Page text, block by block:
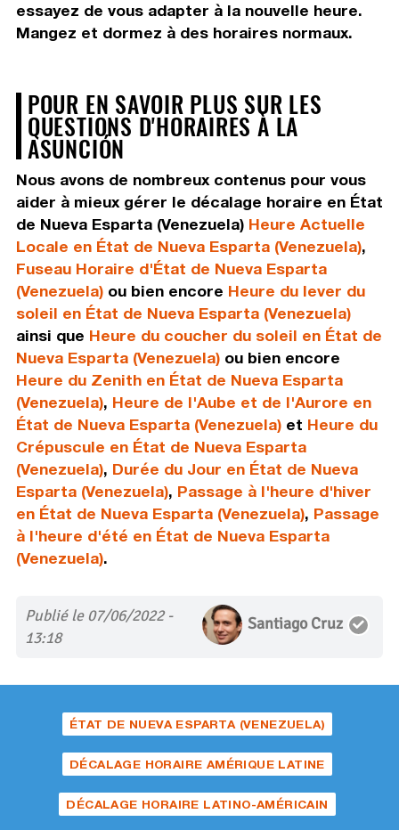
essayez de vous adapter à la nouvelle heure.
Mangez et dormez à des horaires normaux.
POUR EN SAVOIR PLUS SUR LES
QUESTIONS D'HORAIRES À LA
ASUNCIÓN
Nous avons de nombreux contenus pour vous
aider à mieux gérer le décalage horaire en État
de Nueva Esparta (Venezuela) Heure Actuelle
Locale en État de Nueva Esparta (Venezuela),
Fuseau Horaire d'État de Nueva Esparta
(Venezuela)ou bien encore Heure du lever du
soleil en État de Nueva Esparta (Venezuela)
ainsi que Heure du coucher du soleil en État de
Nueva Esparta (Venezuela)ou bien encore
Heure du Zenith en État de Nueva Esparta
(Venezuela), Heure de l'Aube et de l'Aurore en
État de Nueva Esparta (Venezuela)et Heure du
Crépuscule en État de Nueva Esparta
(Venezuela), Durée du Jour en État de Nueva
Esparta (Venezuela), Passage à l'heure d'hiver
en État de Nueva Esparta (Venezuela), Passage
à l'heure d'été en État de Nueva Esparta
(Venezuela).
Publié le 07/06/2022 -
13:18
Santiago Cruz
ÉTAT DE NUEVA ESPARTA (VENEZUELA)
DÉCALAGE HORAIRE AMÉRIQUE LATINE
DÉCALAGE HORAIRE LATINO-AMÉRICAIN